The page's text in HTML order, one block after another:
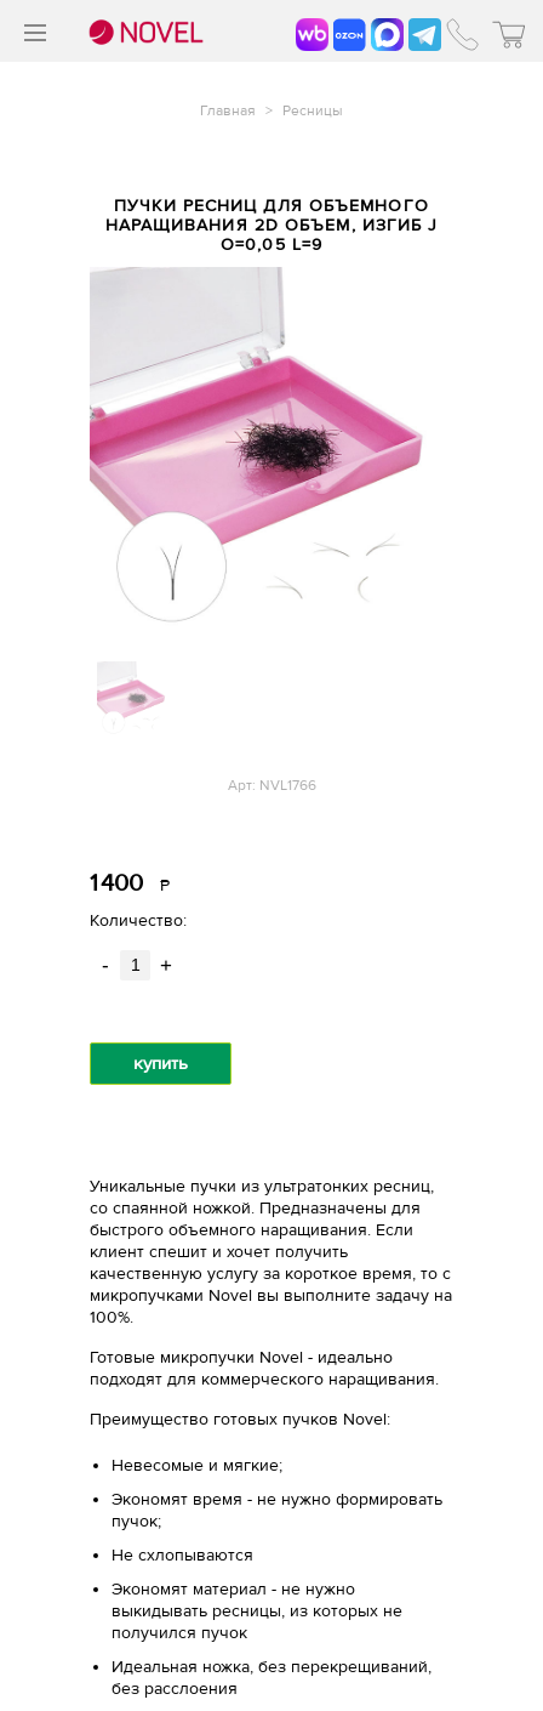
Главная > Ресницы
ПУЧКИ РЕСНИЦ ДЛЯ ОБЪЕМНОГО
НАРАЩИВАНИЯ 2D ОБЪЕМ, ИЗГИБ J
O=0,05 L=9
Арт: NVL1766
1400 Р
Количество:
- +
купить
Уникальные пучки из ультратонких ресниц,
со спаянной ножкой. Предназначены для
быстрого объемного наращивания. Если
клиент спешит и хочет получить
качественную услугу за короткое время, то c
микропучками Novel вы выполните задачу на
100%.
Готовые микропучки Novel - идеально
подходят для коммерческого наращивания.
Преимущество готовых пучков Novel:
Невесомые и мягкие;
Экономят время - не нужно формировать
пучок;
Не схлопываются
Экономят материал - не нужно
выкидывать ресницы, из которых не
получился пучок
Идеальная ножка, без перекрещиваний,
без расслоения